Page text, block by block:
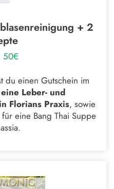
+ 2
50€
du einen Gutschein im
Leber- und
Florians Praxis, sowie
eine Bang Thai Suppe